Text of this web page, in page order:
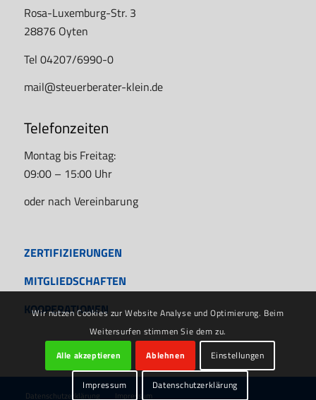
Rosa-Luxemburg-Str. 3
28876 Oyten
Tel 04207/6990-0
mail@steuerberater-klein.de
Telefonzeiten
Montag bis Freitag:
09:00 – 15:00 Uhr
oder nach Vereinbarung
ZERTIFIZIERUNGEN
MITGLIEDSCHAFTEN
KOOPERATIONEN
Datenschutzerklärung Impressum
Wir nutzen Cookies zur Website Analyse und Optimierung. Beim
Weitersurfen stimmen Sie dem zu.
Alle akzeptieren
Ablehnen Einstellungen
Impressum Datenschutzerklärung